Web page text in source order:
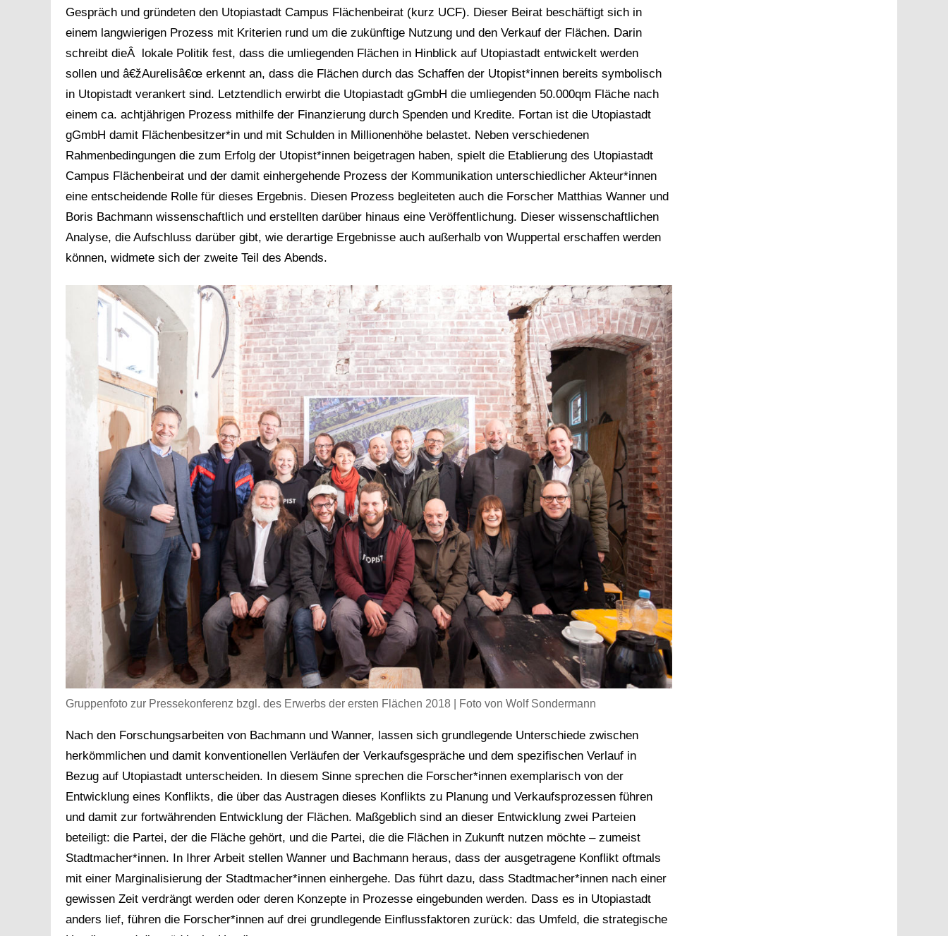
Gespräch und gründeten den Utopiastadt Campus Flächenbeirat (kurz UCF). Dieser Beirat beschäftigt sich in
einem langwierigen Prozess mit Kriterien rund um die zukünftige Nutzung und den Verkauf der Flächen. Darin
schreibt dieÂ lokale Politik fest, dass die umliegenden Flächen in Hinblick auf Utopiastadt entwickelt werden
sollen und â€žAurelisâ€œ erkennt an, dass die Flächen durch das Schaffen der Utopist*innen bereits symbolisch
in Utopistadt verankert sind. Letztendlich erwirbt die Utopiastadt gGmbH die umliegenden 50.000qm Fläche nach
einem ca. achtjährigen Prozess mithilfe der Finanzierung durch Spenden und Kredite. Fortan ist die Utopiastadt
gGmbH damit Flächenbesitzer*in und mit Schulden in Millionenhöhe belastet. Neben verschiedenen
Rahmenbedingungen die zum Erfolg der Utopist*innen beigetragen haben, spielt die Etablierung des Utopiastadt
Campus Flächenbeirat und der damit einhergehende Prozess der Kommunikation unterschiedlicher Akteur*innen
eine entscheidende Rolle für dieses Ergebnis. Diesen Prozess begleiteten auch die Forscher Matthias Wanner und
Boris Bachmann wissenschaftlich und erstellten darüber hinaus eine Veröffentlichung. Dieser wissenschaftlichen
Analyse, die Aufschluss darüber gibt, wie derartige Ergebnisse auch außerhalb von Wuppertal erschaffen werden
können, widmete sich der zweite Teil des Abends.
Gruppenfoto zur Pressekonferenz bzgl. des Erwerbs der ersten Flächen 2018 | Foto von Wolf Sondermann
Nach den Forschungsarbeiten von Bachmann und Wanner, lassen sich grundlegende Unterschiede zwischen
herkömmlichen und damit konventionellen Verläufen der Verkaufsgespräche und dem spezifischen Verlauf in
Bezug auf Utopiastadt unterscheiden. In diesem Sinne sprechen die Forscher*innen exemplarisch von der
Entwicklung eines Konflikts, die über das Austragen dieses Konflikts zu Planung und Verkaufsprozessen führen
und damit zur fortwährenden Entwicklung der Flächen. Maßgeblich sind an dieser Entwicklung zwei Parteien
beteiligt: die Partei, der die Fläche gehört, und die Partei, die die Flächen in Zukunft nutzen möchte – zumeist
Stadtmacher*innen. In Ihrer Arbeit stellen Wanner und Bachmann heraus, dass der ausgetragene Konflikt oftmals
mit einer Marginalisierung der Stadtmacher*innen einhergehe. Das führt dazu, dass Stadtmacher*innen nach einer
gewissen Zeit verdrängt werden oder deren Konzepte in Prozesse eingebunden werden. Dass es in Utopiastadt
anders lief, führen die Forscher*innen auf drei grundlegende Einflussfaktoren zurück: das Umfeld, die strategische